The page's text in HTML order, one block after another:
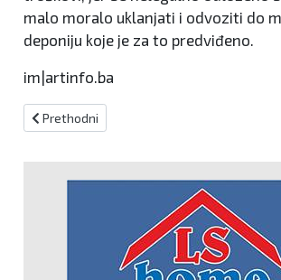
malo moralo uklanjati i odvoziti do
deponiju koje je za to predviđeno.
im|artinfo.ba
Prethodni članak: BRZINA VOŽNJE
Prethodni